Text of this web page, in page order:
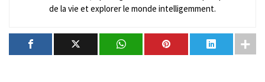
de la vie et explorer le monde intelligemment.